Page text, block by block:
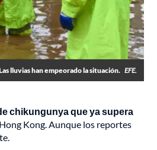
lluvias han empeorado la situación. EFE.
chikungunya que ya supera
Kong. Aunque los reportes